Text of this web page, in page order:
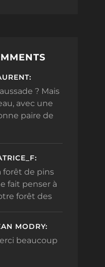
? Mais
avec une
paire de
forêt de pins
fait penser à
forêt des
MODRY:
beaucoup